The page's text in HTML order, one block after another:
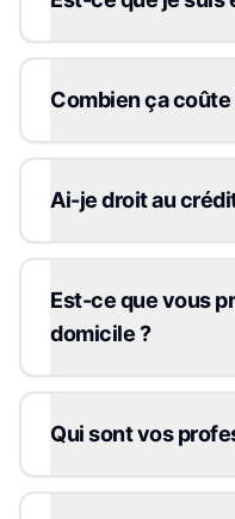
Combien ça coûte
Ai-je droit au
Est-ce que vous
domicile ?
Qui sont vos